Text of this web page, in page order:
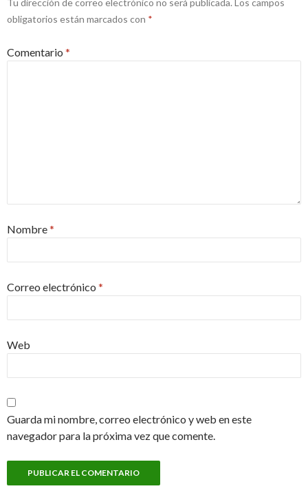
Tu dirección de correo electrónico no será publicada. Los campos
obligatorios están marcados con *
Comentario *
Nombre*
Correo electrónico *
Web
Guarda mi nombre, correo electrónico y web en este
navegador para la próxima vez que comente.